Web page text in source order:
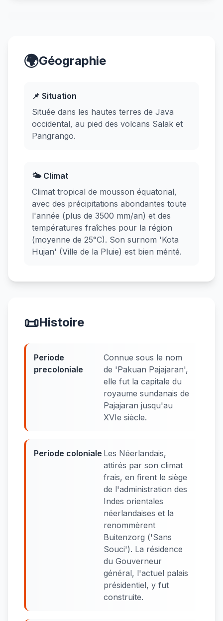
🌍Géographie
📌 Situation
Située dans les hautes terres de Java
occidental, au pied des volcans Salak et
Pangrango.
🌤️ Climat
Climat tropical de mousson équatorial,
avec des précipitations abondantes toute
l'année (plus de 3500 mm/an) et des
températures fraîches pour la région
(moyenne de 25°C). Son surnom 'Kota
Hujan' (Ville de la Pluie) est bien mérité.
📜Histoire
Periode
precoloniale
Connue sous le nom
de 'Pakuan Pajajaran',
elle fut la capitale du
royaume sundanais de
Pajajaran jusqu'au
XVIe siècle.
Periode coloniale Les Néerlandais,
attirés par son climat
frais, en firent le siège
de l'administration des
Indes orientales
néerlandaises et la
renommèrent
Buitenzorg ('Sans
Souci'). La résidence
du Gouverneur
général, l'actuel palais
présidentiel, y fut
construite.